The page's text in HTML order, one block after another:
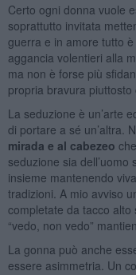
Certo ogni donna vuole
soprattutto invitata
guerra e in amore tutto
aggancia volentieri alla
ma non è forse più
propria bravura
La seduzione è un’arte
di portare a sé un’altra.
mirada e al cabezeo
seduzione sia
insieme mantenendo
tradizioni. A mio avviso
completate da tacco
“vedo, non vedo”
La gonna può anche
essere asimmetria. Un